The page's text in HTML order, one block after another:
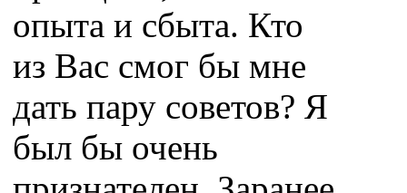
опыта и сбыта. Кто
из Вас смог бы мне
дать пару советов? Я
был бы очень